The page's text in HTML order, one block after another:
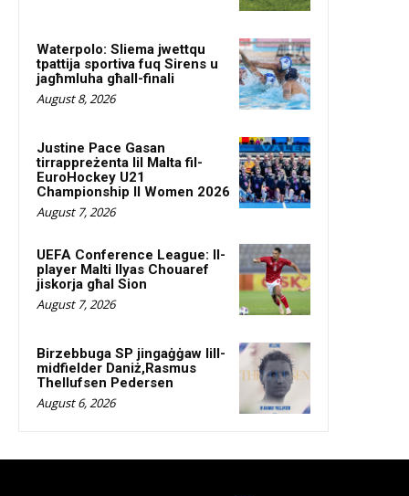
Waterpolo: Sliema jwettqu
tpattija sportiva fuq Sirens u
jagħmluha għall-finali
August 8, 2026
Justine Pace Gasan
tirrappreżenta lil Malta fil-
EuroHockey U21
Championship II Women 2026
August 7, 2026
UEFA Conference League: Il-
player Malti Ilyas Chouaref
jiskorja għal Sion
August 7, 2026
Birzebbuga SP jingaġġaw lill-
midfielder Daniż,Rasmus
Thellufsen Pedersen
August 6, 2026